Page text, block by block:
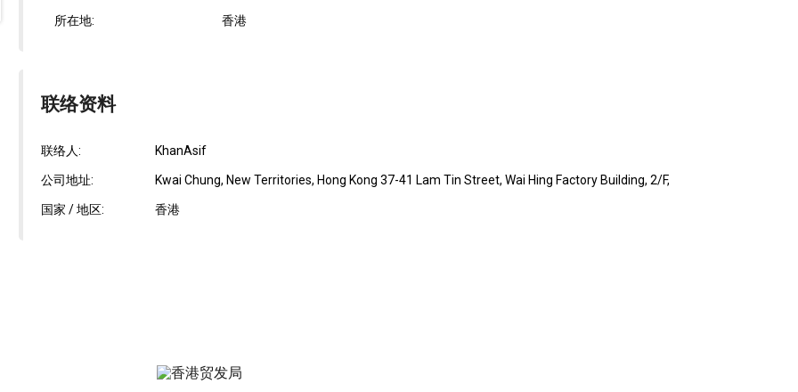
所在地: 香港
联络资料
联络人: KhanAsif
公司地址: Kwai Chung, New Territories, Hong Kong 37-41 Lam Tin Street, Wai Hing Factory Building, 2/F,
国家 / 地区: 香港